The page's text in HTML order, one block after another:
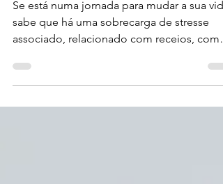
12 de out. de 2020
1 min de leitura
Dia de Mimo!
Se está numa jornada para mudar a sua
sabe que há uma sobrecarga de stresse
associado, relacionado com receios, com